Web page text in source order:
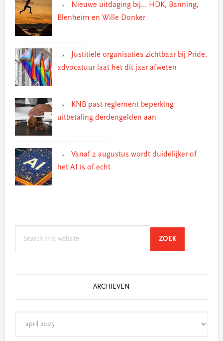
Nieuwe uitdaging bij… HDK, Banning,
Blenheim en Wille Donker
Justitiële organisaties zichtbaar bij Pride,
advocatuur laat het dit jaar afweten
KNB past reglement beperking
uitbetaling derdengelden aan
Vanaf 2 augustus wordt duidelijker of
het AI is of echt
ZOEKSEARCH
ARCHIEVEN